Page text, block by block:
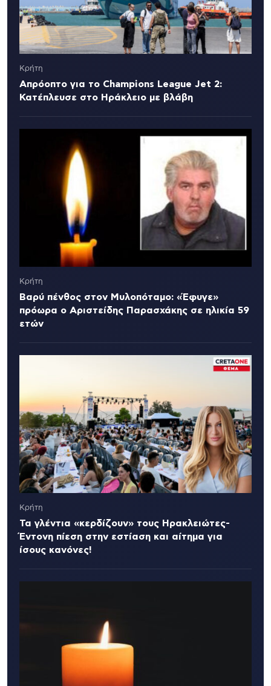
Κρήτη
Απρόοπτο για το Champions League Jet 2:
Κατέπλευσε στο Ηράκλειο με βλάβη
Κρήτη
Βαρύ πένθος στον Μυλοπόταμο: «Έφυγε»
πρόωρα ο Αριστείδης Παρασχάκης σε ηλικία 59
ετών
Κρήτη
Τα γλέντια «κερδίζουν» τους Ηρακλειώτες-
Έντονη πίεση στην εστίαση και αίτημα για
ίσους κανόνες!